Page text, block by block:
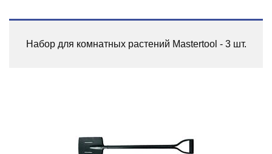
Набор для комнатных растений Mastertool - 3 шт.